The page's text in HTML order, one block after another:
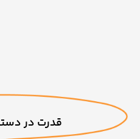
قدرت در دستان